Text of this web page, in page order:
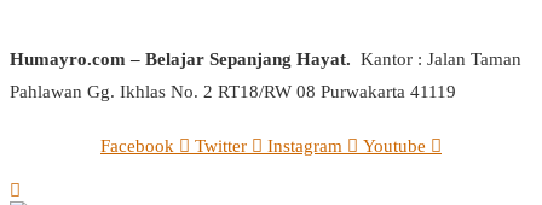
Humayro.com – Belajar Sepanjang Hayat. Kantor : Jalan Taman
Pahlawan Gg. Ikhlas No. 2 RT18/RW 08 Purwakarta 41119
Facebook Twitter Instagram Youtube